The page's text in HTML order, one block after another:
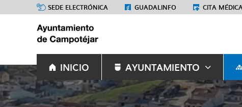
SEDE ELECTRÓNICA GUADALINFO CITA MÉDICA
INICIO AYUNTAMIENTO